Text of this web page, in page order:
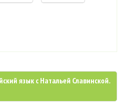
язык с Натальей Славинской.